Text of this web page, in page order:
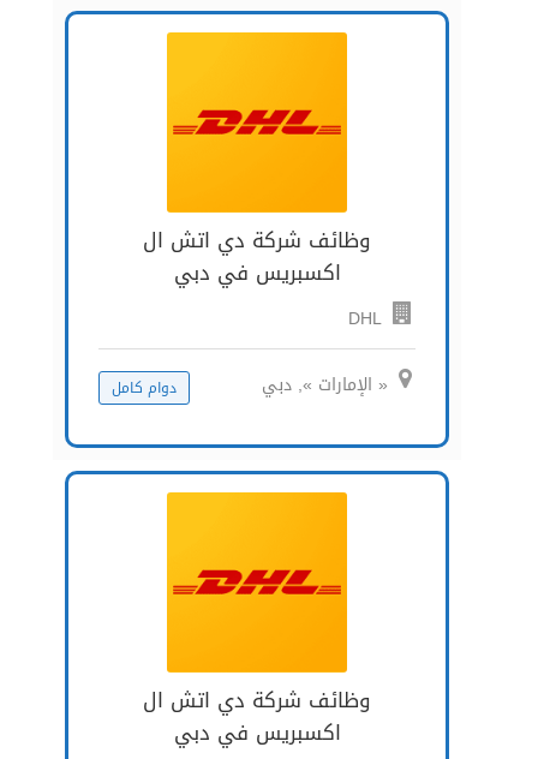
وظائف شركة دي اتش ال
اكسبريس في دبي
DHL
« الإمارات », دبي دوام كامل
وظائف شركة دي اتش ال
اكسبريس في دبي